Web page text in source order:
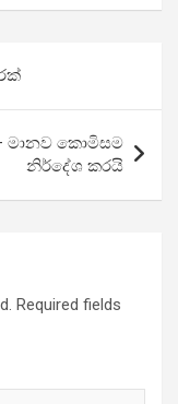
මානව කොමිසම
නිර්දේශ කරයි
Required fields